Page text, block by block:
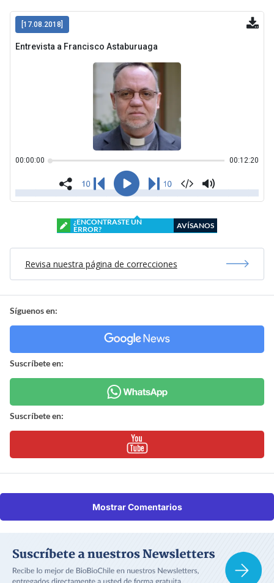
¿ENCONTRASTE UN
ERROR?
AVÍSANOS
Revisa nuestra página de correcciones
Síguenos en:
Suscríbete en:
Suscríbete en:
Mostrar Comentarios